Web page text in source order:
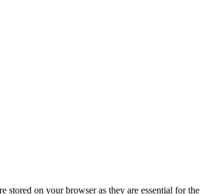
stored on your browser as they are essential for the